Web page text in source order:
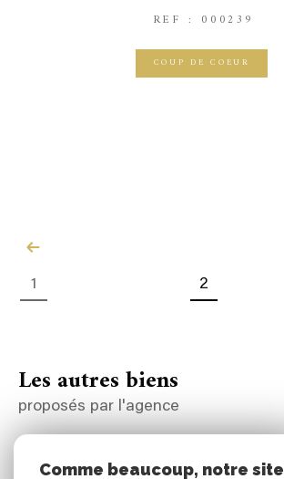
REF : 000239
COUP DE COEUR
1 2
Les autres biens
proposés par l'agence
Maison à vendre à Saint-Saturnin-lès-Apt
Comme beaucoup, notre site